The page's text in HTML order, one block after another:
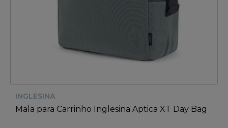
INGLESINA
Mala para Carrinho Inglesina Aptica XT Day Bag